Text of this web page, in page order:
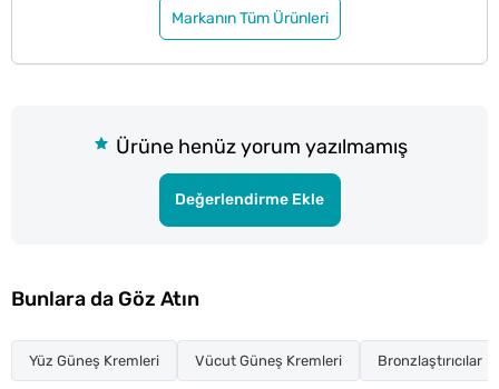
Markanın Tüm Ürünleri
Ürüne henüz yorum yazılmamış
Değerlendirme Ekle
Bunlara da Göz Atın
Yüz Güneş Kremleri Vücut Güneş Kremleri Bronzlaştırıcılar